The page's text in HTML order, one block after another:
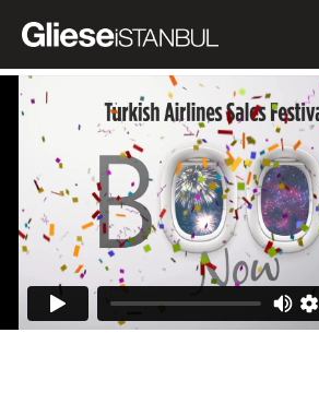
İŞLERİMİZ
NEDEN GLIESE?
HABERLER